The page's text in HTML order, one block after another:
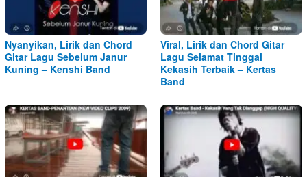
Nyanyikan, Lirik dan Chord
Gitar Lagu Sebelum Janur
Kuning – Kenshi Band
Viral, Lirik dan Chord Gitar
Lagu Selamat Tinggal
Kekasih Terbaik – Kertas
Band